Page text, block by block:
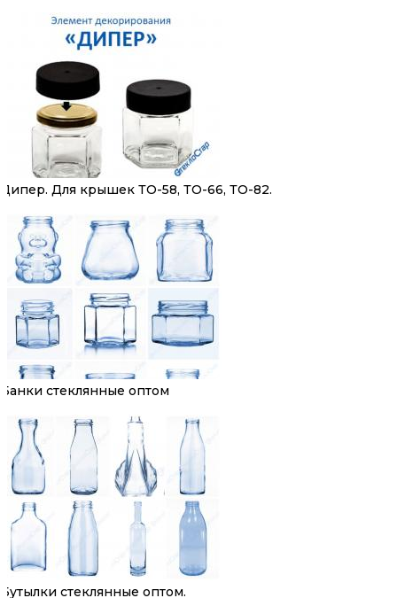
Дипер. Для крышек ТО-58, ТО-66, ТО-82.
Банки стеклянные оптом
Бутылки стеклянные оптом.